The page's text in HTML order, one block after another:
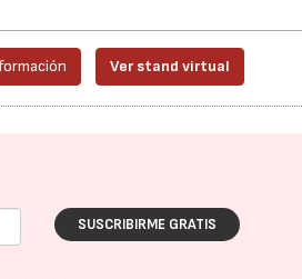
Ver stand virtual
SUSCRIBIRME GRATIS